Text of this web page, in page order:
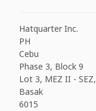
Hatquarter Inc.
PH
Cebu
Phase 3, Block 9
Lot 3, MEZ II - SEZ,
Basak
6015